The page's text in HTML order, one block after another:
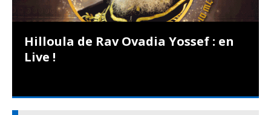
Hilloula de Rav Ovadia Yossef : en
Live !